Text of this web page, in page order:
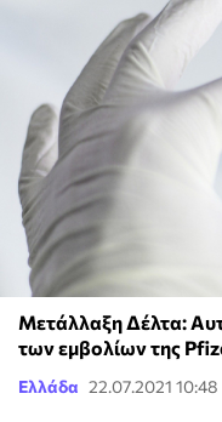
Μετάλλαξη Δέλτα:
των εμβολίων της
Ελλάδα 22.07.2021 10:48